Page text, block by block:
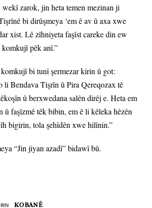
wekî zarok, jin heta temen mezinan ji
bi dirûşmeya ‘em ê av û axa xwe
xist. Lê zîhniyeta faşîst careke din ew
pêk anî.”
bi tunî şermezar kirin û got:
li Bendava Tişrîn û Pira Qereqozax tê
û berxwedana salên dirêj e. Heta em
û faşîzmê têk bibin, em ê li kêleka hêzên
bigirin, tola şehîdên xwe hilînin.”
“Jin jiyan azadî” bidawî bû.
KOBANÊ